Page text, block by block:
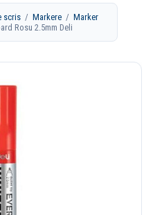
scris /Markere /Marker
Rosu 2.5mm Deli